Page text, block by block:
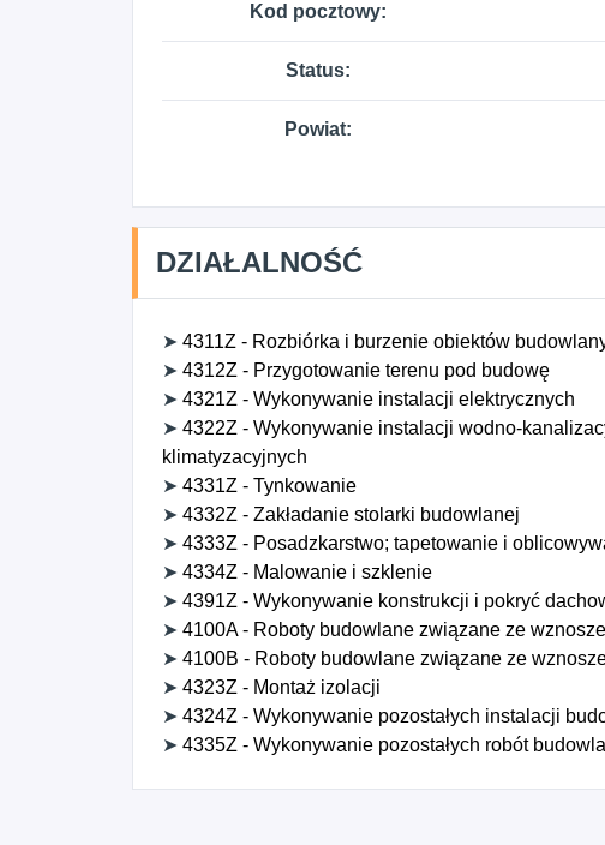
Kod pocztowy:
Status:
Powiat:
DZIAŁALNOŚĆ
➤ 4311Z - Rozbiórka i burzenie obiektów
➤ 4312Z - Przygotowanie terenu pod budowę
➤ 4321Z - Wykonywanie instalacji elektrycznych
➤ 4322Z - Wykonywanie instalacji wodno-
klimatyzacyjnych
➤ 4331Z - Tynkowanie
➤ 4332Z - Zakładanie stolarki budowlanej
➤ 4333Z - Posadzkarstwo; tapetowanie i
➤ 4334Z - Malowanie i szklenie
➤ 4391Z - Wykonywanie konstrukcji i pokryć
➤ 4100A - Roboty budowlane związane ze
➤ 4100B - Roboty budowlane związane ze
➤ 4323Z - Montaż izolacji
➤ 4324Z - Wykonywanie pozostałych instalacji
➤ 4335Z - Wykonywanie pozostałych robót